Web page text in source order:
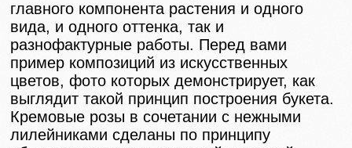
главного компонента растения и одного
вида, и одного оттенка, так и
разнофактурные работы. Перед вами
пример композиций из искусственных
цветов, фото которых демонстрирует, как
выглядит такой принцип построения букета.
Кремовые розы в сочетании с нежными
лилейниками сделаны по принципу